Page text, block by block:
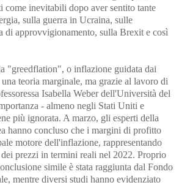
come inevitabili dopo aver sentito tante
sulla guerra in Ucraina, sulle
di approvvigionamento, sulla Brexit e così
"greedflation", o inflazione guidata dai
teoria marginale, ma grazie al lavoro di
Isabella Weber dell'Università del
- almeno negli Stati Uniti e
più ignorata. A marzo, gli esperti della
hanno concluso che i margini di profitto
motore dell'inflazione, rappresentando
prezzi in termini reali nel 2022. Proprio
simile è stata raggiunta dal Fondo
mentre diversi studi hanno evidenziato